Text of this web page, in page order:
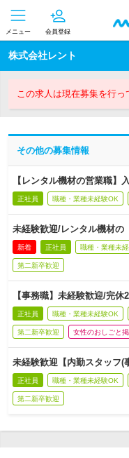
メニュー 会員登録
株式会社レント
この求人は現在募集を行っ
その他の募集情報
【レンタル機材の営業職】
正社員 職種・業種未経験OK
未経験歓迎/レンタル機材の
新着 正社員 職種・業種未
第二新卒歓迎
【事務職】未経験歓迎/完
正社員 職種・業種未経験OK
第二新卒歓迎 女性のおしごと
未経験歓迎【内勤スタッフ(
正社員 職種・業種未経験OK
第二新卒歓迎